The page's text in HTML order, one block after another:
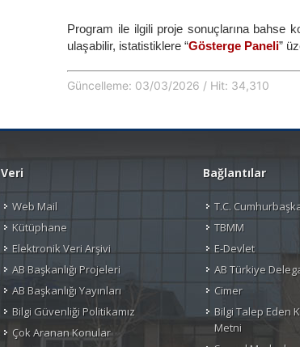
Program ile ilgili proje sonuçlarına bahse
ulaşabilir, istatistiklere “Gösterge Paneli”
Güncelleme: 03/03/2026 / Hit: 34,310
Veri
Web Mail
Kütüphane
Elektronik Veri Arşivi
AB Başkanlığı Projeleri
AB Başkanlığı Yayınları
Bilgi Güvenliği Politikamız
Çok Aranan Konular
Bağlantılar
T.C.
TBMM
E-Devlet
AB Türkiye
Cimer
Bilgi Talep Eden
Metni